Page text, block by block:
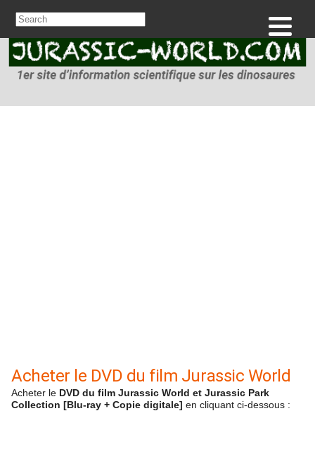
Acheter le DVD du film Jurassic World
Acheter le DVD du film Jurassic World et Jurassic Park
Collection [Blu-ray + Copie digitale] en cliquant ci-dessous :